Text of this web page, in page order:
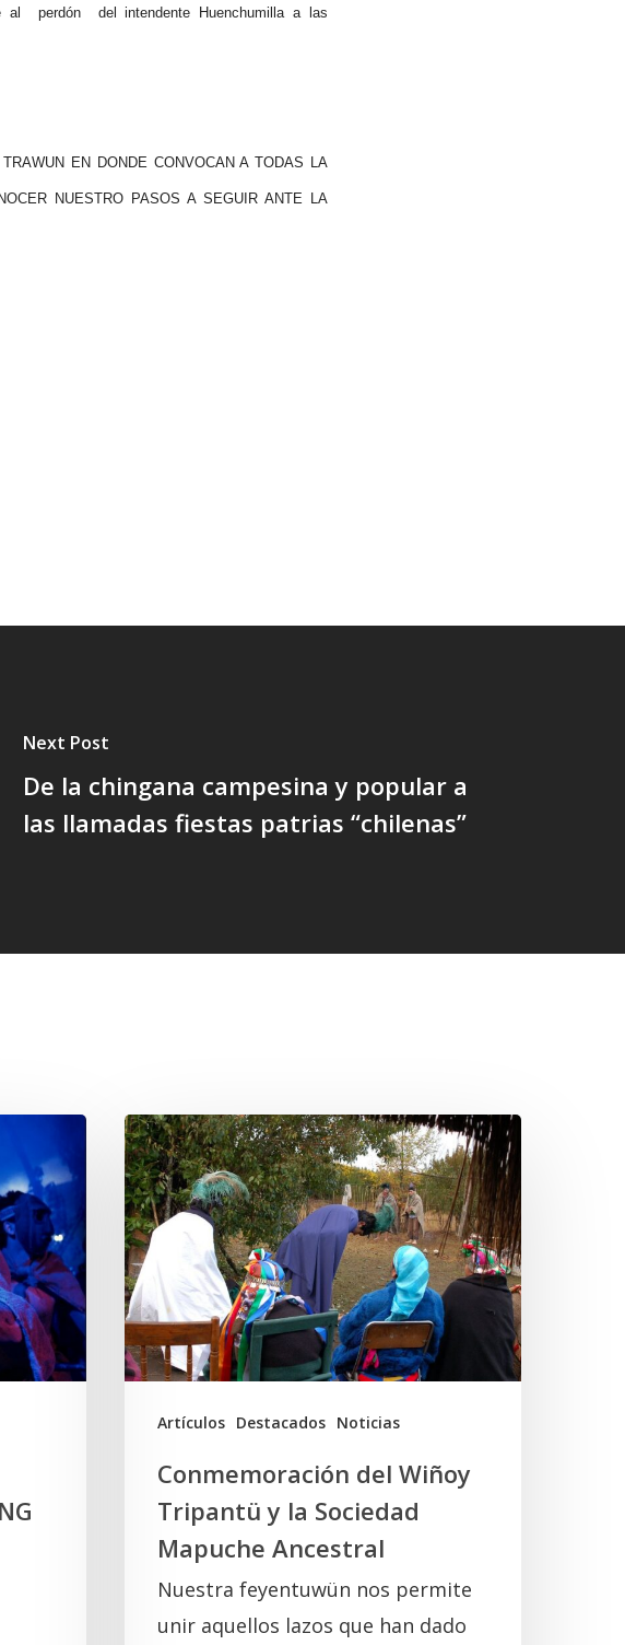
al perdón del intendente Huenchumilla a las
EN DONDE CONVOCAN A TODAS LA
NUESTRO PASOS A SEGUIR ANTE LA
Next Post
De la chingana campesina y popular a
las llamadas fiestas patrias “chilenas”
Artículos Destacados Noticias
Conmemoración
del
Wiñoy
Tripantü
y
la
Sociedad
Mapuche
Ancestral
Conmemoración del Wiñoy
Tripantü y la Sociedad
Mapuche Ancestral
Nuestra feyentuwün nos permite
unir aquellos lazos que han dado